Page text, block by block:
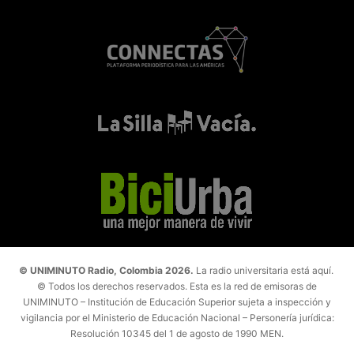
© UNIMINUTO Radio, Colombia 2026. La radio universitaria está aquí.
© Todos los derechos reservados. Esta es la red de emisoras de
UNIMINUTO – Institución de Educación Superior sujeta a inspección y
vigilancia por el Ministerio de Educación Nacional – Personería jurídica:
Resolución 10345 del 1 de agosto de 1990 MEN.